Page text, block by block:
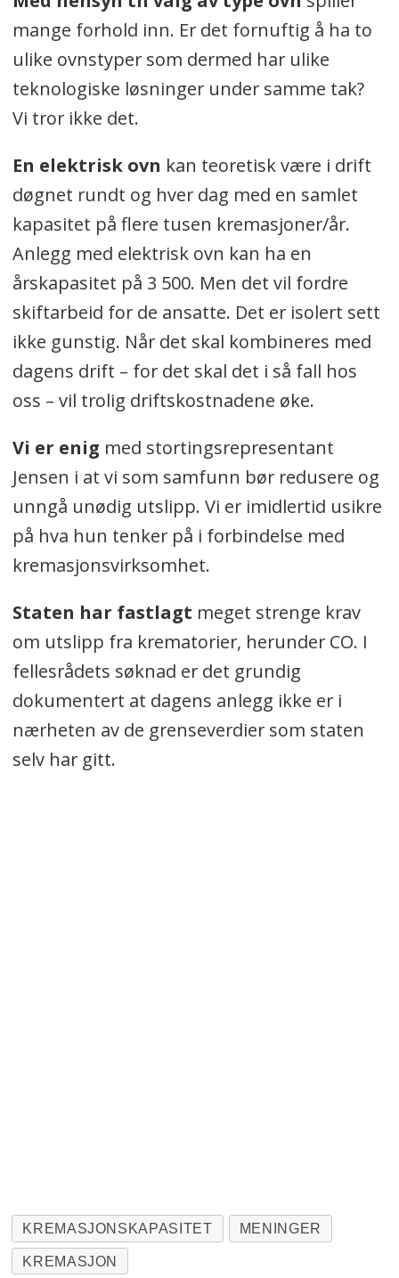
mange forhold inn. Er det fornuftig å ha to
ulike ovnstyper som dermed har ulike
teknologiske løsninger under samme tak?
Vi tror ikke det.
En elektrisk ovn kan teoretisk være i drift
døgnet rundt og hver dag med en samlet
kapasitet på flere tusen kremasjoner/år.
Anlegg med elektrisk ovn kan ha en
årskapasitet på 3 500. Men det vil fordre
skiftarbeid for de ansatte. Det er isolert sett
ikke gunstig. Når det skal kombineres med
dagens drift – for det skal det i så fall hos
oss – vil trolig driftskostnadene øke.
Vi er enig med stortingsrepresentant
Jensen i at vi som samfunn bør redusere og
unngå unødig utslipp. Vi er imidlertid usikre
på hva hun tenker på i forbindelse med
kremasjonsvirksomhet.
Staten har fastlagt meget strenge krav
om utslipp fra krematorier, herunder CO. I
fellesrådets søknad er det grundig
dokumentert at dagens anlegg ikke er i
nærheten av de grenseverdier som staten
selv har gitt.
KREMASJONSKAPASITET MENINGER
KREMASJON